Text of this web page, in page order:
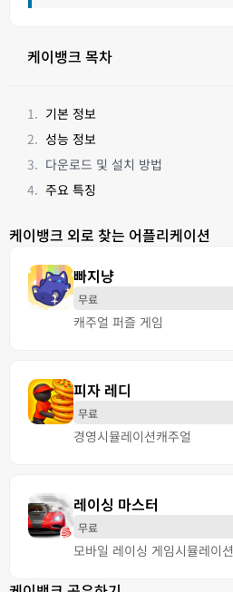
케이뱅크 목차
기본 정보
성능 정보
다운로드 및 설치 방법
주요 특징
케이뱅크 외로 찾는 어플리케이션
빠지냥
무료
캐주얼 퍼즐 게임
피자 레디
무료
경영시뮬레이션캐주얼
레이싱 마스터
무료
모바일 레이싱 게임시뮬레이션